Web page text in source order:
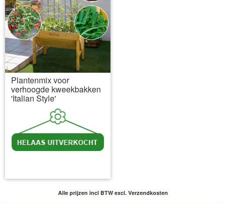
Plantenmix voor
verhoogde kweekbakken
'Italian Style'
Alle prijzen incl BTW excl. Verzendkosten